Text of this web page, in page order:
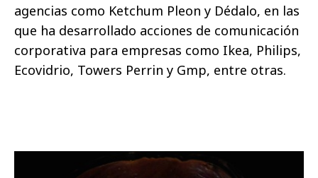
agencias como Ketchum Pleon y Dédalo, en las
que ha desarrollado acciones de comunicación
corporativa para empresas como Ikea, Philips,
Ecovidrio, Towers Perrin y Gmp, entre otras.